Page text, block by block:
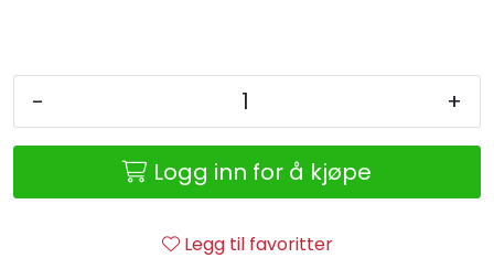
- +
Logg inn for å kjøpe
Legg til favoritter
Retur/reklamasjon